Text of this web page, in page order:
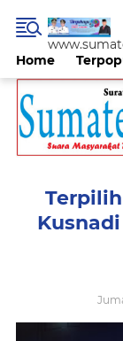
Home